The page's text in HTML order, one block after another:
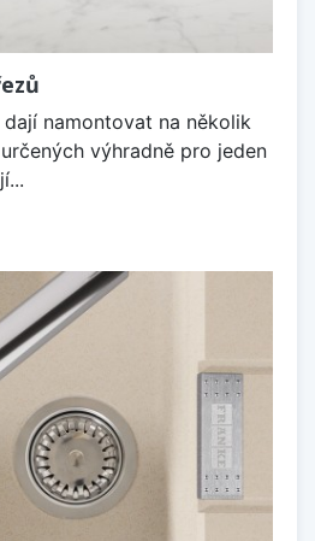
namontovat na několik
výhradně pro jeden